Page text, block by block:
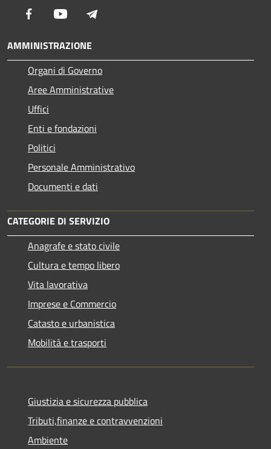
Facebook Youtube
AMMINISTRAZIONE
Organi di Governo
Aree Amministrative
Uffici
Enti e fondazioni
Politici
Personale Amministrativo
Documenti e dati
CATEGORIE DI SERVIZIO
Anagrafe e stato civile
Cultura e tempo libero
Vita lavorativa
Imprese e Commercio
Catasto e urbanistica
Mobilità e trasporti
Giustizia e sicurezza pubblica
Tributi,finanze e contravvenzioni
Ambiente